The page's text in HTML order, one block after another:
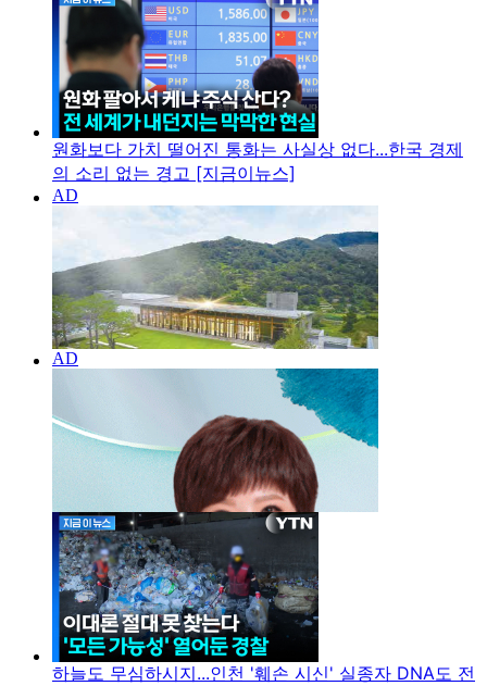
원화보다 가치 떨어진 통화는 사실상 없다...한국 경제
의 소리 없는 경고 [지금이뉴스]
하늘도 무심하시지...인천 '훼손 시신' 실종자 DNA도 전